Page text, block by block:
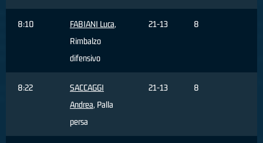
8:10 FABIANI Luca,
Rimbalzo
difensivo
21-13 8
8:22
SACCAGGI
Andrea, Palla
persa
21-13 8